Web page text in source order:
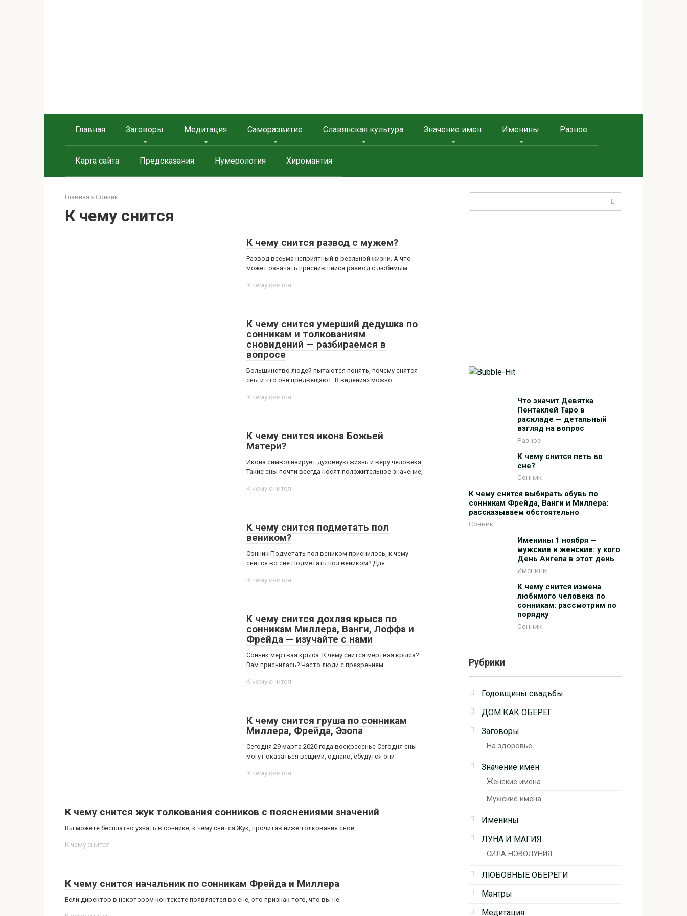
Главная Заговоры Медитация Саморазвитие Славянская культура Значение имен Именины Разное
Карта сайта Предсказания Нумерология Хиромантия
Главная » Сонник
К чему снится
К чему снится развод с мужем?
Развод весьма неприятный в реальной жизни. А что
может означать приснившийся развод с любимым
К чему снится
К чему снится умерший дедушка по
сонникам и толкованиям
сновидений — разбираемся в
вопросе
Большинство людей пытаются понять, почему снятся
сны и что они предвещают. В видениях можно
К чему снится
К чему снится икона Божьей
Матери?
Икона символизирует духовную жизнь и веру человека.
Такие сны почти всегда носят положительное значение,
К чему снится
К чему снится подметать пол
веником?
Сонник Подметать пол веником приснилось, к чему
снится во сне Подметать пол веником? Для
К чему снится
К чему снится дохлая крыса по
сонникам Миллера, Ванги, Лоффа и
Фрейда — изучайте с нами
Сонник мертвая крыса. К чему снится мертвая крыса?
Вам приснилась? Часто люди с презрением
К чему снится
К чему снится груша по сонникам
Миллера, Фрейда, Эзопа
Сегодня 29 марта 2020 года воскресенье Сегодня сны
могут оказаться вещими, однако, сбудутся они
К чему снится
К чему снится жук толкования сонников с пояснениями значений
Вы можете бесплатно узнать в соннике, к чему снится Жук, прочитав ниже толкования снов
К чему снится
К чему снится начальник по сонникам Фрейда и Миллера
Если директор в некотором контексте появляется во сне, это признак того, что вы не
Что значит Девятка
Пентаклей Таро в
раскладе — детальный
взгляд на вопрос
Разное
К чему снится петь во
сне?
Сонник
К чему снится выбирать обувь по
сонникам Фрейда, Ванги и Миллера:
рассказываем обстоятельно
Сонник
Именины 1 ноября —
мужские и женские: у кого
День Ангела в этот день
Именины
К чему снится измена
любимого человека по
сонникам: рассмотрим по
порядку
Сонник
Рубрики
Годовщины свадьбы
ДОМ КАК ОБЕРЕГ
Заговоры
На здоровье
Значение имен
Женские имена
Мужские имена
Именины
ЛУНА И МАГИЯ
СИЛА НОВОЛУНИЯ
ЛЮБОВНЫЕ ОБЕРЕГИ
Мантры
Медитация